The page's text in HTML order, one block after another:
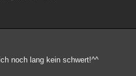
noch lang kein schwert!^^